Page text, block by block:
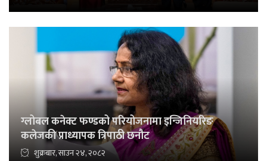
ग्लोबल कनेक्ट फण्डको परियोजनामा इन्जिनियरिङ
कलेजकी प्राध्यापक त्रिपाठी छनौट
शुक्रबार, साउन २४, २०८२